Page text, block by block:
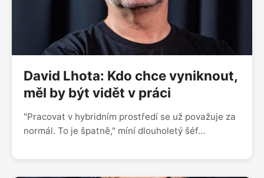
David Lhota: Kdo chce vyniknout,
měl by být vidět v práci
"Pracovat v hybridním prostředí se už považuje za
normál. To je špatně," míní dlouholetý šéf
je nástroj, jak řešit nestandardní životní situace –